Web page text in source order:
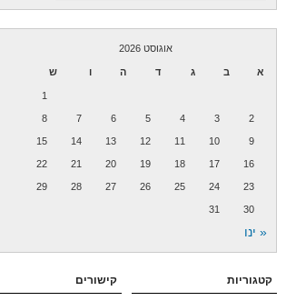
אוגוסט 2026
א ב ג ד ה ו ש
1
2
3
4
5
6
7
8
9
10
11
12
13
14
15
16
17
18
19
20
21
22
23
24
25
26
27
28
29
30
31
« ינו
קטגוריות קישורים